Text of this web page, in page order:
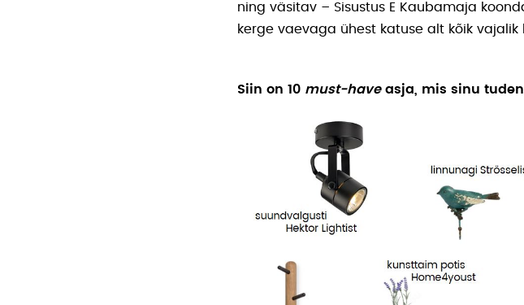
ning väsitav – Sisustus E Kaubamaja
kerge vaevaga ühest katuse alt kõik vajalik
Siin on 10 must-haveasja, mis sinu